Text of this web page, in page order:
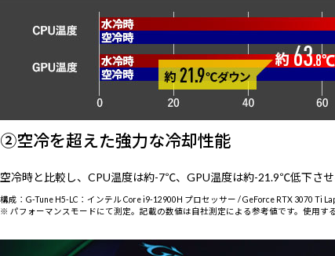
②空冷を超えた強力な冷却性能
空冷時と比較し、CPU温度は約-7℃、GPU温度は約-21.9℃低下させ
構成：G-Tune H5-LC：インテル Core i9-12900H プロセッサー / GeForce RTX 3070 Ti
※ パフォーマンスモードにて測定。記載の数値は自社測定による参考値です。使用す